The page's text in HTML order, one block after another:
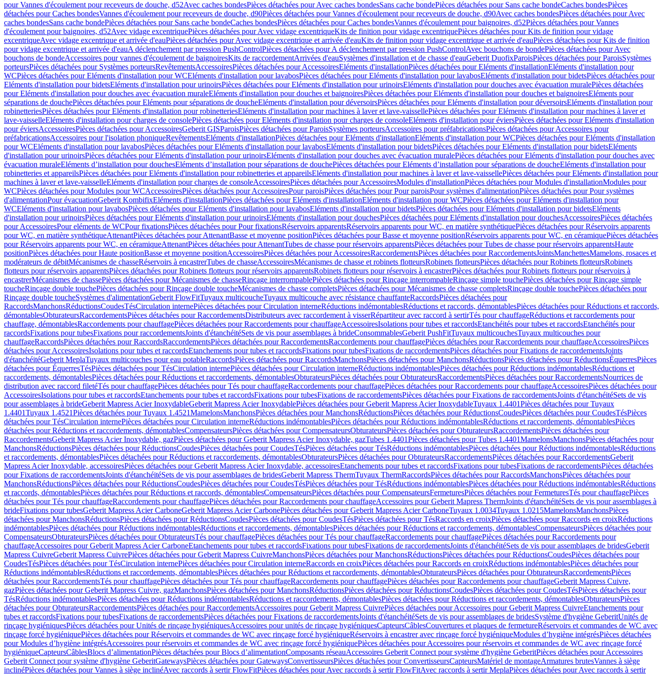
pour Vannes d'écoulement pour receveurs de douche, d52Avec caches bondesPièces détachées pour Avec caches bondesSans cache bondePièces détachées pour Sans cache bondeCaches bondesPièces
détachées pour Caches bondesVannes d'écoulement pour receveurs de douche, d90Pièces détachées pour Vannes d'écoulement pour receveurs de douche, d90Avec caches bondesPièces détachées pour Avec
caches bondesSans cache bondePièces détachées pour Sans cache bondeCaches bondesPièces détachées pour Caches bondesVannes d'écoulement pour baignoires, d52Pièces détachées pour Vannes
d'écoulement pour baignoires, d52Avec vidage excentriquePièces détachées pour Avec vidage excentriqueKits de finition pour vidage excentriquePièces détachées pour Kits de finition pour vidage
excentriqueAvec vidage excentrique et arrivée d'eauPièces détachées pour Avec vidage excentrique et arrivée d'eauKits de finition pour vidage excentrique et arrivée d'eauPièces détachées pour Kits de finition
pour vidage excentrique et arrivée d'eauA déclenchement par pression PushControlPièces détachées pour A déclenchement par pression PushControlAvec bouchons de bondePièces détachées pour Avec
bouchons de bondeAccessoires pour vannes d'écoulement de baignoiresKits de raccordementArrivées d'eauSystèmes d'installation et de chasse d'eauGeberit DuofixParoisPièces détachées pour ParoisSystèmes
porteursPièces détachées pour Systèmes porteursRevêtementsAccessoiresPièces détachées pour AccessoiresEléments d'installationPièces détachées pour Eléments d'installationEléments d'installation pour
WCPièces détachées pour Eléments d'installation pour WCEléments d'installation pour lavabosPièces détachées pour Eléments d'installation pour lavabosEléments d'installation pour bidetsPièces détachées pour
Eléments d'installation pour bidetsEléments d'installation pour urinoirsPièces détachées pour Eléments d'installation pour urinoirsEléments d'installation pour douches avec évacuation muralePièces détachées
pour Eléments d'installation pour douches avec évacuation muraleEléments d'installation pour douches et baignoiresPièces détachées pour Eléments d'installation pour douches et baignoiresEléments pour
séparations de douchePièces détachées pour Eléments pour séparations de doucheEléments d'installation pour déversoirsPièces détachées pour Eléments d'installation pour déversoirsEléments d'installation pour
robinetteriesPièces détachées pour Eléments d'installation pour robinetteriesEléments d'installation pour machines à laver et lave-vaissellePièces détachées pour Eléments d'installation pour machines à laver et
lave-vaisselleEléments d'installation pour charges de consolePièces détachées pour Eléments d'installation pour charges de consoleEléments d'installation pour éviersPièces détachées pour Eléments d'installation
pour éviersAccessoiresPièces détachées pour AccessoiresGeberit GISParoisPièces détachées pour ParoisSystèmes porteursAccessoires pour préfabricationsPièces détachées pour Accessoires pour
préfabricationsAccessoires pour l'isolation phoniqueRevêtementsEléments d'installationPièces détachées pour Eléments d'installationEléments d'installation pour WCPièces détachées pour Eléments d'installation
pour WCEléments d'installation pour lavabosPièces détachées pour Eléments d'installation pour lavabosEléments d'installation pour bidetsPièces détachées pour Eléments d'installation pour bidetsEléments
d'installation pour urinoirsPièces détachées pour Eléments d'installation pour urinoirsEléments d'installation pour douches avec évacuation muralePièces détachées pour Eléments d'installation pour douches avec
évacuation muraleEléments d’installation pour douchesEléments d’installation pour séparations de douchePièces détachées pour Eléments d’installation pour séparations de doucheEléments d'installation pour
robinetteries et appareilsPièces détachées pour Eléments d'installation pour robinetteries et appareilsEléments d'installation pour machines à laver et lave-vaissellePièces détachées pour Eléments d'installation pour
machines à laver et lave-vaisselleEléments d'installation pour charges de consoleAccessoiresPièces détachées pour AccessoiresModules d'installationPièces détachées pour Modules d'installationModules pour
WCPièces détachées pour Modules pour WCAccessoiresPièces détachées pour AccessoiresPour paroisPièces détachées pour Pour paroisPour systèmes d'alimentationPièces détachées pour Pour systèmes
d'alimentationPour évacuationGeberit KombifixEléments d'installationPièces détachées pour Eléments d'installationEléments d'installation pour WCPièces détachées pour Eléments d'installation pour
WCEléments d'installation pour lavabosPièces détachées pour Eléments d'installation pour lavabosEléments d'installation pour bidetsPièces détachées pour Eléments d'installation pour bidetsEléments
d'installation pour urinoirsPièces détachées pour Eléments d'installation pour urinoirsEléments d'installation pour douchesPièces détachées pour Eléments d'installation pour douchesAccessoiresPièces détachées
pour AccessoiresPour eléments de WCPour fixationsPièces détachées pour Pour fixationsRéservoirs apparentsRéservoirs apparents pour WC, en matière synthétiquePièces détachées pour Réservoirs apparents
pour WC, en matière synthétiqueAttenantPièces détachées pour AttenantBasse et moyenne positionPièces détachées pour Basse et moyenne positionRéservoirs apparents pour WC, en céramiquePièces détachées
pour Réservoirs apparents pour WC, en céramiqueAttenantPièces détachées pour AttenantTubes de chasse pour réservoirs apparentsPièces détachées pour Tubes de chasse pour réservoirs apparentsHaute
positionPièces détachées pour Haute positionBasse et moyenne positionAccessoiresPièces détachées pour AccessoiresRaccordementsPièces détachées pour RaccordementsJointsManchettesMamelons, rosaces et
modérateurs de débitMécanismes de chasseRéservoirs à encastrerTubes de chasseAccessoiresMécanismes de chasse et robinets flotteursRobinets flotteursPièces détachées pour Robinets flotteursRobinets
flotteurs pour réservoirs apparentsPièces détachées pour Robinets flotteurs pour réservoirs apparentsRobinets flotteurs pour réservoirs à encastrerPièces détachées pour Robinets flotteurs pour réservoirs à
encastrerMécanismes de chassePièces détachées pour Mécanismes de chasseRinçage interrompablePièces détachées pour Rinçage interrompableRinçage simple touchePièces détachées pour Rinçage simple
toucheRinçage double touchePièces détachées pour Rinçage double toucheMécanismes de chasse completsPièces détachées pour Mécanismes de chasse completsRinçage double touchePièces détachées pour
Rinçage double toucheSystèmes d'alimentationGeberit FlowFitTuyaux multicoucheTuyaux multicouche avec résistance chauffanteRaccordsPièces détachées pour
RaccordsManchonsRéductionsCoudesTésCirculation internePièces détachées pour Circulation interneRéductions indémontablesRéductions et raccords, démontablesPièces détachées pour Réductions et raccords,
démontablesObturateursRaccordementsPièces détachées pour RaccordementsDistributeurs avec raccordement à visserRépartiteur avec raccord à sertirTés pour chauffageRéductions et raccordements pour
chauffage, démontablesRaccordements pour chauffagePièces détachées pour Raccordements pour chauffageAccessoiresIsolations pour tubes et raccordsEtanchéités pour tubes et raccordsEtanchéités pour
raccordsFixations pour tubesFixations pour raccordementsJoints d'étanchéitéSets de vis pour assemblages à brideConsommablesGeberit PushFitTuyaux multicouchesTuyaux multicouches pour
chauffageRaccordsPièces détachées pour RaccordsRaccordementsPièces détachées pour RaccordementsRaccordements pour chauffagePièces détachées pour Raccordements pour chauffageAccessoiresPièces
détachées pour AccessoiresIsolations pour tubes et raccordsEtanchements pour tubes et raccordsFixations pour tubesFixations de raccordementsPièces détachées pour Fixations de raccordementsJoints
d'étanchéitéGeberit MeplaTuyaux multicouches pour eau potableRaccordsPièces détachées pour RaccordsManchonsPièces détachées pour ManchonsRéductionsPièces détachées pour RéductionsÉquerresPièces
détachées pour ÉquerresTésPièces détachées pour TésCirculation internePièces détachées pour Circulation interneRéductions indémontablesPièces détachées pour Réductions indémontablesRéductions et
raccordements, démontablesPièces détachées pour Réductions et raccordements, démontablesObturateursPièces détachées pour ObturateursRaccordementsPièces détachées pour RaccordementsNourrices de
distribution avec raccord filetéTés pour chauffagePièces détachées pour Tés pour chauffageRaccordements pour chauffagePièces détachées pour Raccordements pour chauffageAccessoiresPièces détachées pour
AccessoiresIsolations pour tubes et raccordsEtanchements pour tubes et raccordsFixations pour tubesFixations de raccordementsPièces détachées pour Fixations de raccordementsJoints d'étanchéitéSets de vis
pour assemblages à brideGeberit Mapress Acier InoxydableGeberit Mapress Acier InoxydablePièces détachées pour Geberit Mapress Acier InoxydableTuyaux 1.4401Pièces détachées pour Tuyaux
1.4401Tuyaux 1.4521Pièces détachées pour Tuyaux 1.4521MamelonsManchonsPièces détachées pour ManchonsRéductionsPièces détachées pour RéductionsCoudesPièces détachées pour CoudesTésPièces
détachées pour TésCirculation internePièces détachées pour Circulation interneRéductions indémontablesPièces détachées pour Réductions indémontablesRéductions et raccordements, démontablesPièces
détachées pour Réductions et raccordements, démontablesCompensateursPièces détachées pour CompensateursObturateursPièces détachées pour ObturateursRaccordementsPièces détachées pour
RaccordementsGeberit Mapress Acier Inoxydable, gazPièces détachées pour Geberit Mapress Acier Inoxydable, gazTubes 1.4401Pièces détachées pour Tubes 1.4401MamelonsManchonsPièces détachées pour
ManchonsRéductionsPièces détachées pour RéductionsCoudesPièces détachées pour CoudesTésPièces détachées pour TésRéductions indémontablesPièces détachées pour Réductions indémontablesRéductions
et raccordements, démontablesPièces détachées pour Réductions et raccordements, démontablesObturateursPièces détachées pour ObturateursRaccordementsPièces détachées pour RaccordementsGeberit
Mapress Acier Inoxydable, accessoiresPièces détachées pour Geberit Mapress Acier Inoxydable, accessoiresEtanchements pour tubes et raccordsFixations pour tubesFixations de raccordementsPièces détachées
pour Fixations de raccordementsJoints d'étanchéitéSets de vis pour assemblages de bridesGeberit Mapress ThermTuyaux ThermRaccordsPièces détachées pour RaccordsManchonsPièces détachées pour
ManchonsRéductionsPièces détachées pour RéductionsCoudesPièces détachées pour CoudesTésPièces détachées pour TésRéductions indémontablesPièces détachées pour Réductions indémontablesRéductions
et raccords, démontablesPièces détachées pour Réductions et raccords, démontablesCompensateursPièces détachées pour CompensateursFermeturesPièces détachées pour FermeturesTés pour chauffagePièces
détachées pour Tés pour chauffageRaccordements pour chauffagePièces détachées pour Raccordements pour chauffageAccessoires pour Geberit Mapress ThermJoints d'étanchéitéSets de vis pour assemblages à
brideFixations pour tubesGeberit Mapress Acier CarboneGeberit Mapress Acier CarbonePièces détachées pour Geberit Mapress Acier CarboneTuyaux 1.0034Tuyaux 1.0215MamelonsManchonsPièces
détachées pour ManchonsRéductionsPièces détachées pour RéductionsCoudesPièces détachées pour CoudesTésPièces détachées pour TésRaccords en croixPièces détachées pour Raccords en croixRéductions
indémontablesPièces détachées pour Réductions indémontablesRéductions et raccordements, démontablesPièces détachées pour Réductions et raccordements, démontablesCompensateursPièces détachées pour
CompensateursObturateursPièces détachées pour ObturateursTés pour chauffagePièces détachées pour Tés pour chauffageRaccordements pour chauffagePièces détachées pour Raccordements pour
chauffageAccessoires pour Geberit Mapress Acier CarboneEtanchements pour tubes et raccordsFixations pour tubesFixations de raccordementsJoints d'étanchéitéSets de vis pour assemblages de bridesGeberit
Mapress CuivreGeberit Mapress CuivrePièces détachées pour Geberit Mapress CuivreManchonsPièces détachées pour ManchonsRéductionsPièces détachées pour RéductionsCoudesPièces détachées pour
CoudesTésPièces détachées pour TésCirculation internePièces détachées pour Circulation interneRaccords en croixPièces détachées pour Raccords en croixRéductions indémontablesPièces détachées pour
Réductions indémontablesRéductions et raccordements, démontablesPièces détachées pour Réductions et raccordements, démontablesObturateursPièces détachées pour ObturateursRaccordementsPièces
détachées pour RaccordementsTés pour chauffagePièces détachées pour Tés pour chauffageRaccordements pour chauffagePièces détachées pour Raccordements pour chauffageGeberit Mapress Cuivre,
gazPièces détachées pour Geberit Mapress Cuivre, gazManchonsPièces détachées pour ManchonsRéductionsPièces détachées pour RéductionsCoudesPièces détachées pour CoudesTésPièces détachées pour
TésRéductions indémontablesPièces détachées pour Réductions indémontablesRéductions et raccordements, démontablesPièces détachées pour Réductions et raccordements, démontablesObturateursPièces
détachées pour ObturateursRaccordementsPièces détachées pour RaccordementsAccessoires pour Geberit Mapress CuivrePièces détachées pour Accessoires pour Geberit Mapress CuivreEtanchements pour
tubes et raccordsFixations pour tubesFixations de raccordementsPièces détachées pour Fixations de raccordementsJoints d'étanchéitéSets de vis pour assemblages de bridesSystème d'hygiène GeberitUnités de
rinçage hygiéniquesPièces détachées pour Unités de rinçage hygiéniquesAccessoires pour unités de rinçage hygiéniquesCapteursCâblesCouvertures et plaques de fermetureRéservoirs et commandes de WC avec
rinçage forcé hygiéniquePièces détachées pour Réservoirs et commandes de WC avec rinçage forcé hygiéniqueRéservoirs à encastrer avec rinçage forcé hygiéniqueModules d’hygiène intégrésPièces détachées
pour Modules d’hygiène intégrésAccessoires pour réservoirs et commandes de WC avec rinçage forcé hygiéniquePièces détachées pour Accessoires pour réservoirs et commandes de WC avec rinçage forcé
hygiéniqueCapteursCâblesBlocs d’alimentationPièces détachées pour Blocs d’alimentationComposants réseauAccessoires Geberit Connect pour système d'hygiène GeberitPièces détachées pour Accessoires
Geberit Connect pour système d'hygiène GeberitGatewaysPièces détachées pour GatewaysConvertisseursPièces détachées pour ConvertisseursCapteursMatériel de montageArmatures brutesVannes à siège
inclinéPièces détachées pour Vannes à siège inclinéAvec raccords à sertir FlowFitPièces détachées pour Avec raccords à sertir FlowFitAvec raccords à sertir MeplaPièces détachées pour Avec raccords à sertir